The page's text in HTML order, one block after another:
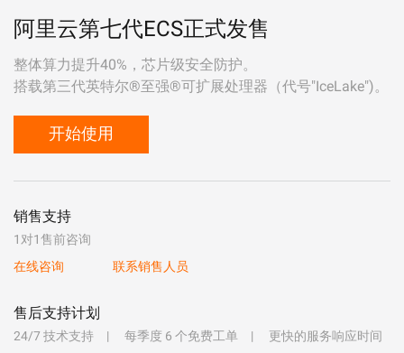
阿里云第七代ECS正式发售
整体算力提升40%，芯片级安全防护。
搭载第三代英特尔®至强®可扩展处理器（代号"IceLake")。
开始使用
销售支持
1对1售前咨询
在线咨询
联系销售人员
售后支持计划
24/7 技术支持 每季度 6 个免费工单
更快的服务响应时间